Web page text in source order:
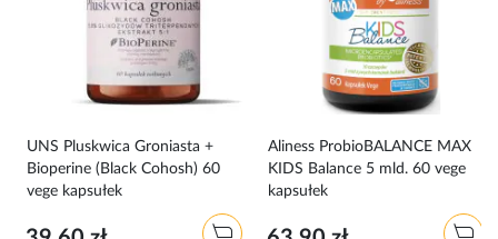
UNS Pluskwica Groniasta +
Bioperine (Black Cohosh) 60
vege kapsułek
Aliness ProbioBALANCE MAX
KIDS Balance 5 mld. 60 vege
kapsułek